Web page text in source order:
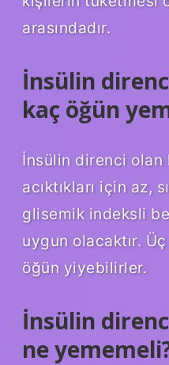
arasındadır.
İnsülin
kaç öğün
İnsülin direnci olan
acıktıkları için az,
glisemik indeksli
uygun olacaktır.
öğün yiyebilirler.
İnsülin
ne